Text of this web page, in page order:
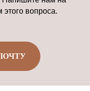
вопроса.